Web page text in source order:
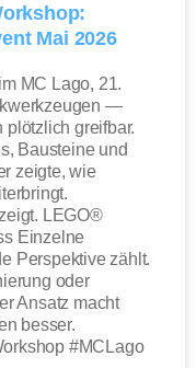
Mai 2026
MC Lago, 21.
—
plötzlich greifbar.
Bausteine und
zeigte, wie
LEGO®
Einzelne
Perspektive zählt.
oder
Ansatz macht
besser.
#MCLago